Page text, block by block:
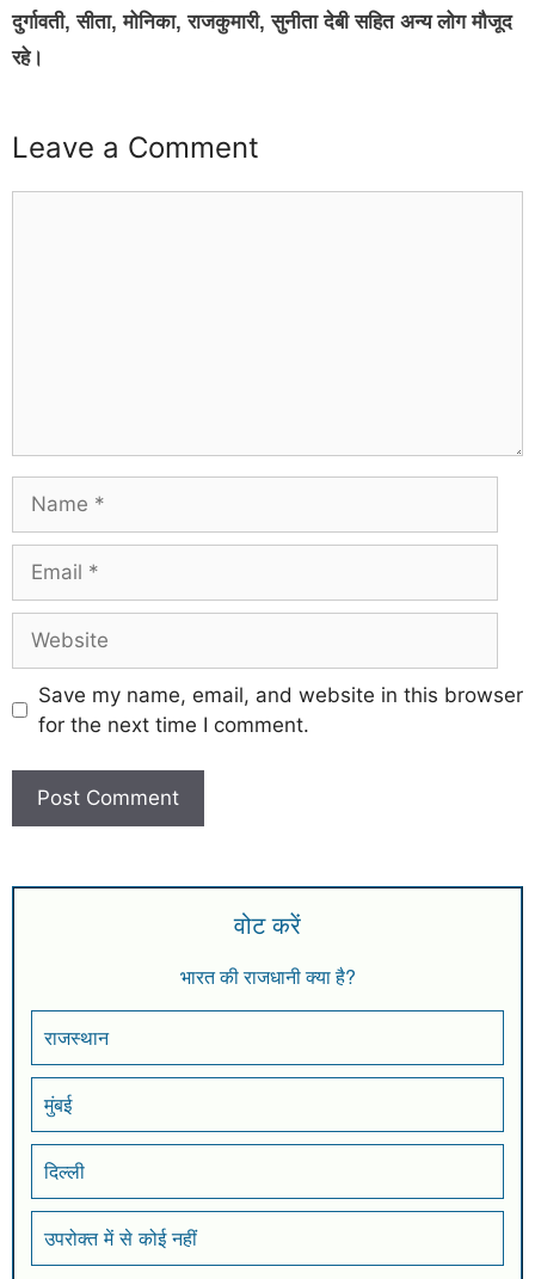
दुर्गावती, सीता, मोनिका, राजकुमारी, सुनीता देबी सहित अन्य लोग मौजूद
रहे।
Leave a Comment
Save my name, email, and website in this browser
for the next time I comment.
वोट करें
भारत की राजधानी क्या है?
राजस्थान
मुंबई
दिल्ली
उपरोक्त में से कोई नहीं